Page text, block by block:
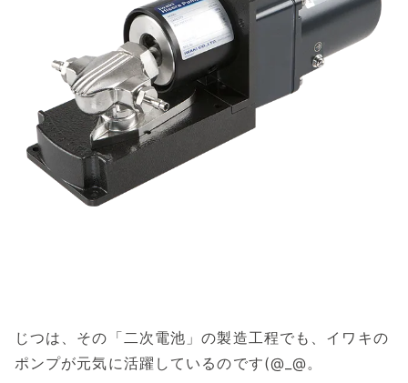
じつは、その「二次電池」の製造工程でも、イワキの
ポンプが元気に活躍しているのです(@_@。